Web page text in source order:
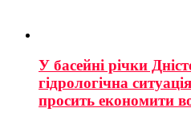
У басейні річки
гідрологічна
просить економити